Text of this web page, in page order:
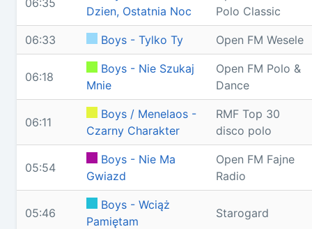
06:35
Dzien, Ostatnia Noc
Polo Classic
06:33 Boys - Tylko Ty Open FM Wesele
06:18
Boys - Nie Szukaj
Mnie
Open FM Polo &
Dance
06:11
Boys / Menelaos -
Czarny Charakter
RMF Top 30
disco polo
05:54
Boys - Nie Ma
Gwiazd
Open FM Fajne
Radio
05:46
Boys - Wciąż
Pamiętam
Starogard